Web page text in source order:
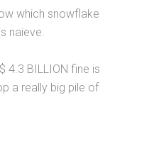
which snowflake
naieve.
4.3 BILLION fine is
a really big pile of